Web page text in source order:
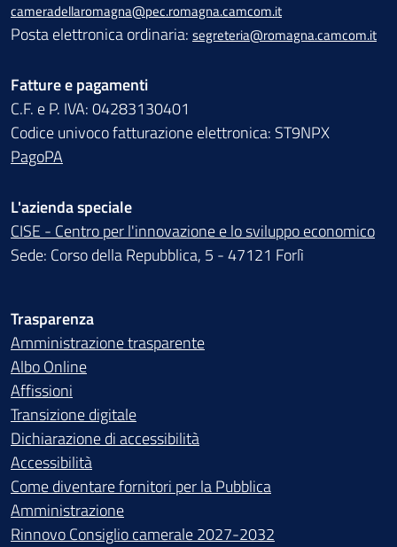
cameradellaromagna@pec.romagna.camcom.it
Posta elettronica ordinaria: segreteria@romagna.camcom.it
Fatture e pagamenti
C.F. e P. IVA: 04283130401
Codice univoco fatturazione elettronica: ST9NPX
PagoPA
L'azienda speciale
CISE - Centro per l'innovazione e lo sviluppo economico
Sede: Corso della Repubblica, 5 - 47121 Forlì
Trasparenza
Amministrazione trasparente
Albo Online
Affissioni
Transizione digitale
Dichiarazione di accessibilità
Accessibilità
Come diventare fornitori per la Pubblica
Amministrazione
Rinnovo Consiglio camerale 2027-2032